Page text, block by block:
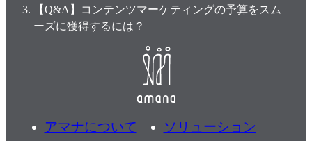
【Q&A】コンテンツマーケティングの予算をスム
ーズに獲得するには？
アマナについて
ソリューション